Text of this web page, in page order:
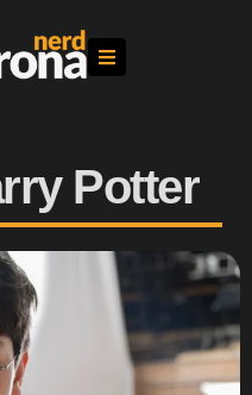
Potter